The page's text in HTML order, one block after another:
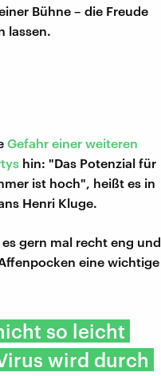
Bühne – die Freude
lassen.
Gefahr einer weiteren
hin: "Das Potenzial für
ist hoch", heißt es in
Henri Kluge.
gern mal recht eng und
eine wichtige
so leicht
wird durch